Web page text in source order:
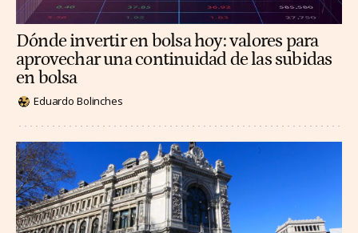
Dónde invertir en bolsa hoy: valores para
aprovechar una continuidad de las subidas
en bolsa
Eduardo Bolinches